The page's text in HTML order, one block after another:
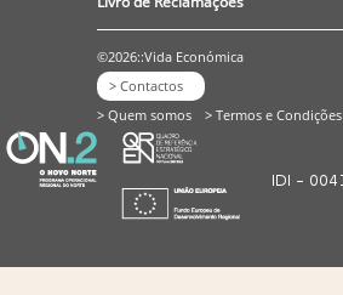
©2026::Vida Económica
> Contactos
> Quem somos
> Termos e Condições